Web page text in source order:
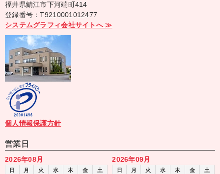
福井県鯖江市下河端町414
登録番号：T9210001012477
システムグラフィ会社サイトへ ≫
個人情報保護方針
営業日
2026年08月
日 月 火 水 木 金 土
2026年09月
日 月 火 水 木 金 土